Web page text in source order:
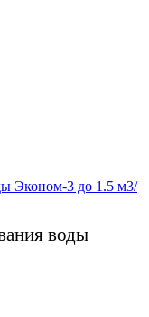
Эконом-3 до 1.5 м3/
воды